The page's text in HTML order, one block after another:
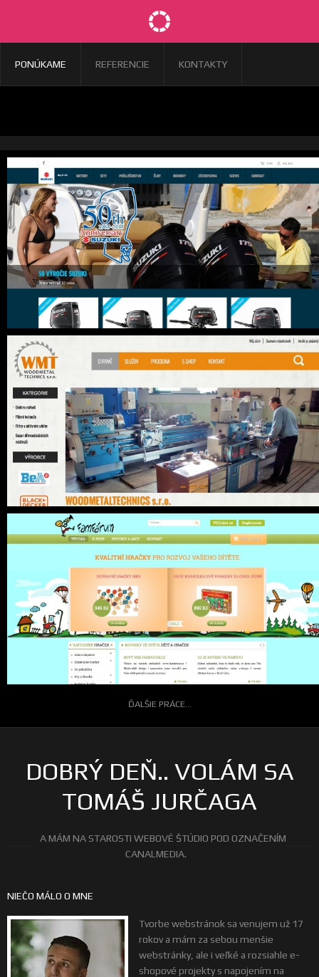
PONÚKAME REFERENCIE KONTAKTY
ĎALŠIE PRÁCE...
DOBRÝ DEŇ.. VOLÁM SA
TOMÁŠ JURČAGA
A MÁM NA STAROSTI WEBOVÉ ŠTÚDIO POD OZNAČENÍM
CANALMEDIA.
NIEČO MÁLO O MNE
Tvorbe webstránok sa venujem už 17
rokov a mám za sebou menšie
webstránky, ale i veľké a rozsiahle e-
shopové projekty s napojením na